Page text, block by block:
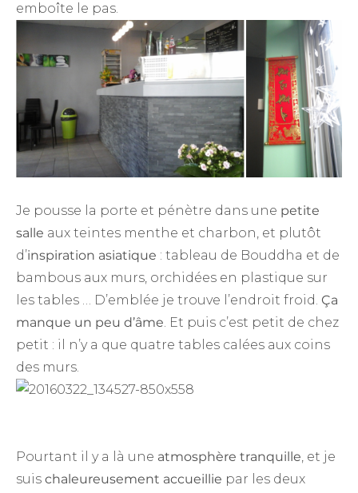
emboîte le pas.
Je pousse la porte et pénètre dans une petite
salle aux teintes menthe et charbon, et plutôt
d’inspiration asiatique : tableau de Bouddha et de
bambous aux murs, orchidées en plastique sur
les tables … D’emblée je trouve l’endroit froid. Ça
manque un peu d’âme. Et puis c’est petit de chez
petit : il n’y a que quatre tables calées aux coins
des murs.
Pourtant il y a là une atmosphère tranquille, et je
suis chaleureusement accueillie par les deux